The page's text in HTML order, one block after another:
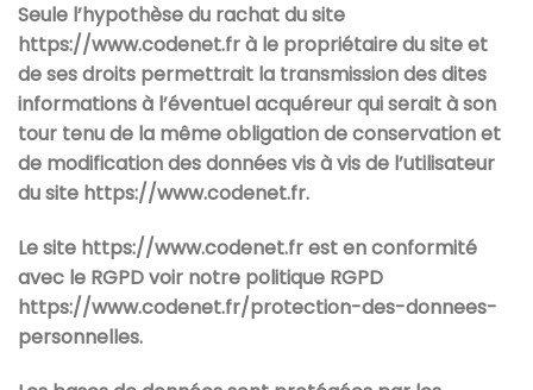
Seule l’hypothèse du rachat du site
https://www.codenet.frà le propriétaire du site et
de ses droits permettrait la transmission des dites
informations à l’éventuel acquéreur qui serait à son
tour tenu de la même obligation de conservation et
de modification des données vis à vis de l’utilisateur
du site https://www.codenet.fr.
Le site https://www.codenet.frest en conformité
avec le RGPD voir notre politique RGPD
https://www.codenet.fr/protection-des-donnees-
personnelles.